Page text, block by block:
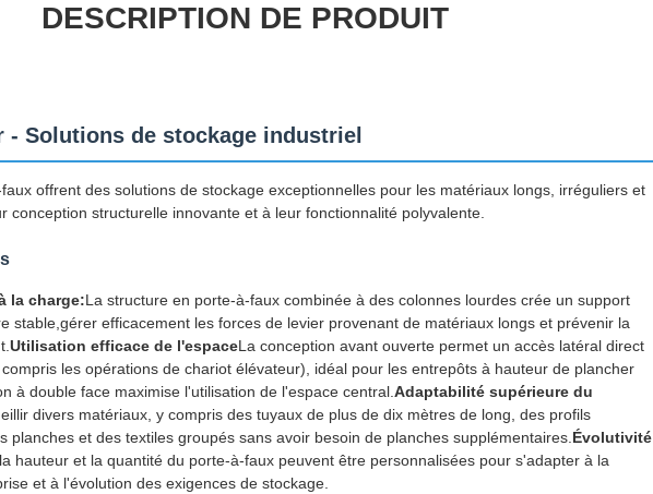
DESCRIPTION DE PRODUIT
- Solutions de stockage industriel
offrent des solutions de stockage exceptionnelles pour les matériaux longs, irréguliers et
conception structurelle innovante et à leur fonctionnalité polyvalente.
la charge:La structure en porte-à-faux combinée à des colonnes lourdes crée un support
stable,gérer efficacement les forces de levier provenant de matériaux longs et prévenir la
Utilisation efficace de l'espaceLa conception avant ouverte permet un accès latéral direct
les opérations de chariot élévateur), idéal pour les entrepôts à hauteur de plancher
à double face maximise l'utilisation de l'espace central.Adaptabilité supérieure du
divers matériaux, y compris des tuyaux de plus de dix mètres de long, des profils
planches et des textiles groupés sans avoir besoin de planches supplémentaires.Évolutivité
hauteur et la quantité du porte-à-faux peuvent être personnalisées pour s'adapter à la
et à l'évolution des exigences de stockage.